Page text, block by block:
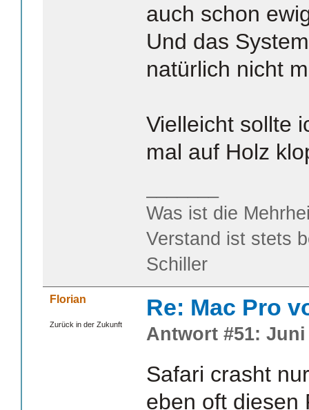
auch schon
Und das
natürlich nicht
Vielleicht sollte
mal auf Holz
Was ist die
Verstand ist stets
Schiller
Florian
Zurück in der Zukunft
Re: Mac Pro
Antwort #51: Juni
Safari crasht
eben oft diesen